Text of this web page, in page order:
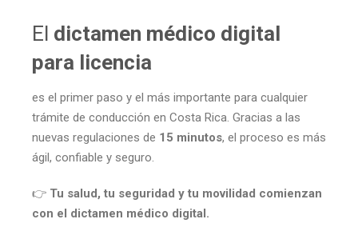
El dictamen médico digital
para licencia
es el primer paso y el más importante para cualquier
trámite de conducción en Costa Rica. Gracias a las
nuevas regulaciones de 15 minutos, el proceso es más
ágil, confiable y seguro.
👉 Tu salud, tu seguridad y tu movilidad comienzan
con el dictamen médico digital.